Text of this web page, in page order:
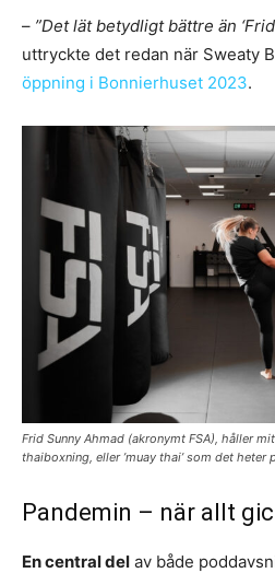
– ”Det lät betydligt bättre än ‘Frid
uttryckte det redan när Sweaty
öppning i Bonnierhuset 2023.
Frid Sunny Ahmad (akronymt FSA), håller
thaiboxning, eller ’muay thai’ som det heter
Pandemin – när allt
En central del av både